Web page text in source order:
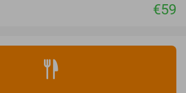
€59